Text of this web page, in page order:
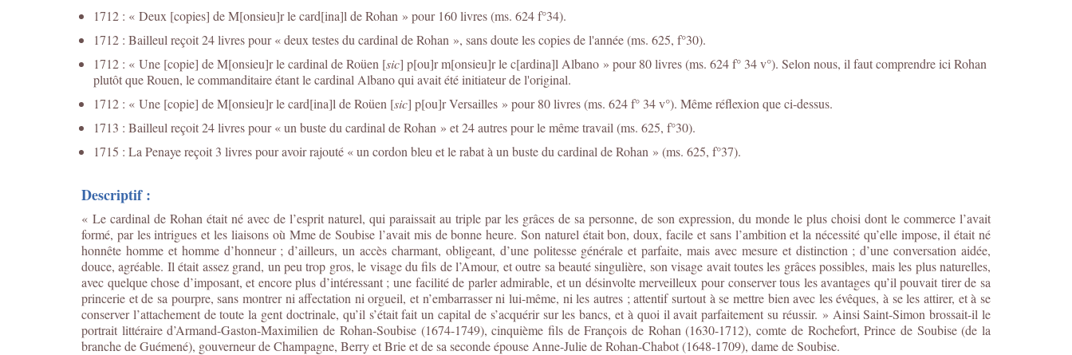
1712 : « Deux [copies] de M[onsieu]r le card[ina]l de Rohan » pour 160 livres (ms. 624 f°34).
1712 : Bailleul reçoit 24 livres pour « deux testes du cardinal de Rohan », sans doute les copies de l'année (ms. 625, f°30).
1712 : « Une [copie] de M[onsieu]r le cardinal de Roüen [sic] p[ou]r m[onsieu]r le c[ardina]l Albano » pour 80 livres (ms. 624 f° 34 v°). Selon nous, il faut comprendre ici Rohan
plutôt que Rouen, le commanditaire étant le cardinal Albano qui avait été initiateur de l'original.
1712 : « Une [copie] de M[onsieu]r le card[ina]l de Roüen [sic] p[ou]r Versailles » pour 80 livres (ms. 624 f° 34 v°). Même réflexion que ci-dessus.
1713 : Bailleul reçoit 24 livres pour « un buste du cardinal de Rohan » et 24 autres pour le même travail (ms. 625, f°30).
1715 : La Penaye reçoit 3 livres pour avoir rajouté « un cordon bleu et le rabat à un buste du cardinal de Rohan » (ms. 625, f°37).
Descriptif :
« Le cardinal de Rohan était né avec de l’esprit naturel, qui paraissait au triple par les grâces de sa personne, de son expression, du monde le plus choisi dont le commerce l’avait
formé, par les intrigues et les liaisons où Mme de Soubise l’avait mis de bonne heure. Son naturel était bon, doux, facile et sans l’ambition et la nécessité qu’elle impose, il était né
honnête homme et homme d’honneur ; d’ailleurs, un accès charmant, obligeant, d’une politesse générale et parfaite, mais avec mesure et distinction ; d’une conversation aidée,
douce, agréable. Il était assez grand, un peu trop gros, le visage du fils de l’Amour, et outre sa beauté singulière, son visage avait toutes les grâces possibles, mais les plus naturelles,
avec quelque chose d’imposant, et encore plus d’intéressant ; une facilité de parler admirable, et un désinvolte merveilleux pour conserver tous les avantages qu’il pouvait tirer de sa
princerie et de sa pourpre, sans montrer ni affectation ni orgueil, et n’embarrasser ni lui-même, ni les autres ; attentif surtout à se mettre bien avec les évêques, à se les attirer, et à se
conserver l’attachement de toute la gent doctrinale, qu’il s’était fait un capital de s’acquérir sur les bancs, et à quoi il avait parfaitement su réussir. » Ainsi Saint-Simon brossait-il le
portrait littéraire d’Armand-Gaston-Maximilien de Rohan-Soubise (1674-1749), cinquième fils de François de Rohan (1630-1712), comte de Rochefort, Prince de Soubise (de la
branche de Guémené), gouverneur de Champagne, Berry et Brie et de sa seconde épouse Anne-Julie de Rohan-Chabot (1648-1709), dame de Soubise.